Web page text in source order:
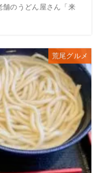
舗のうどん屋さん「来
荒尾グルメ